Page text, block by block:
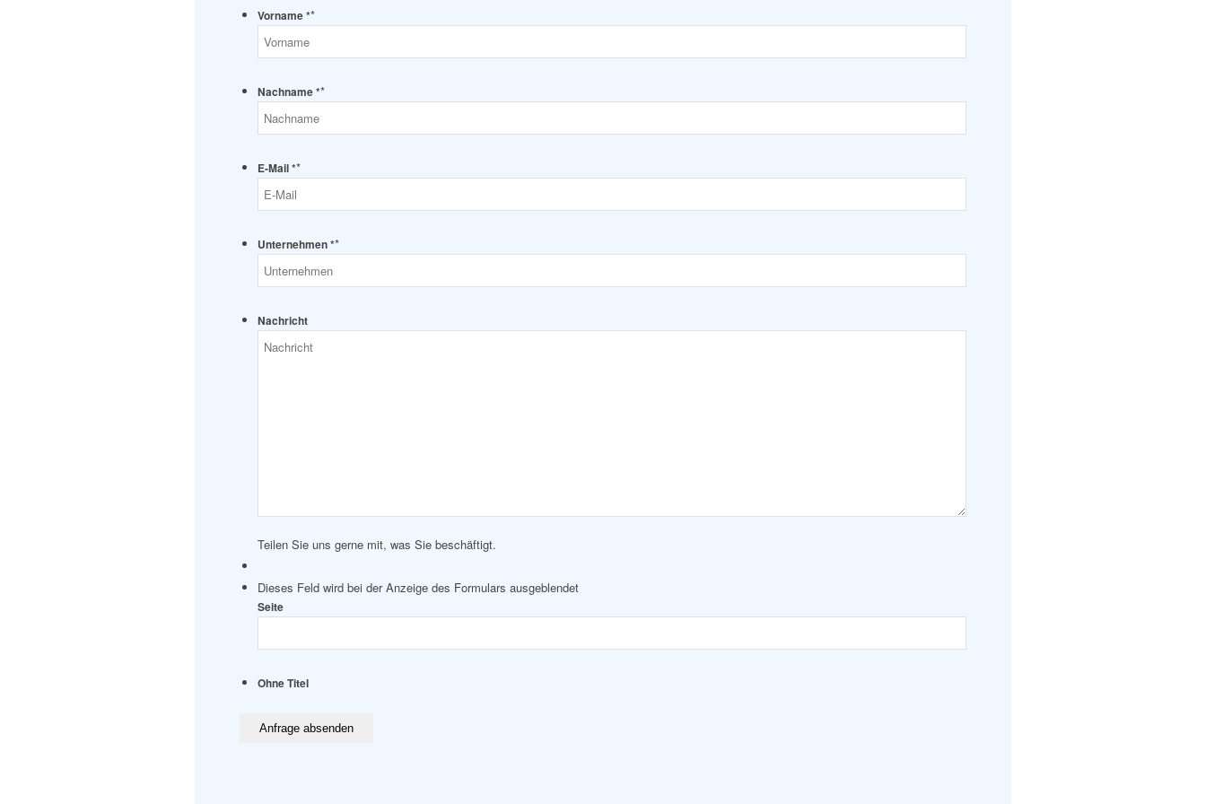
Vorname **
Nachname **
E-Mail **
Unternehmen **
Nachricht
Teilen Sie uns gerne mit, was Sie beschäftigt.
Dieses Feld wird bei der Anzeige des Formulars ausgeblendet
Seite
Ohne Titel